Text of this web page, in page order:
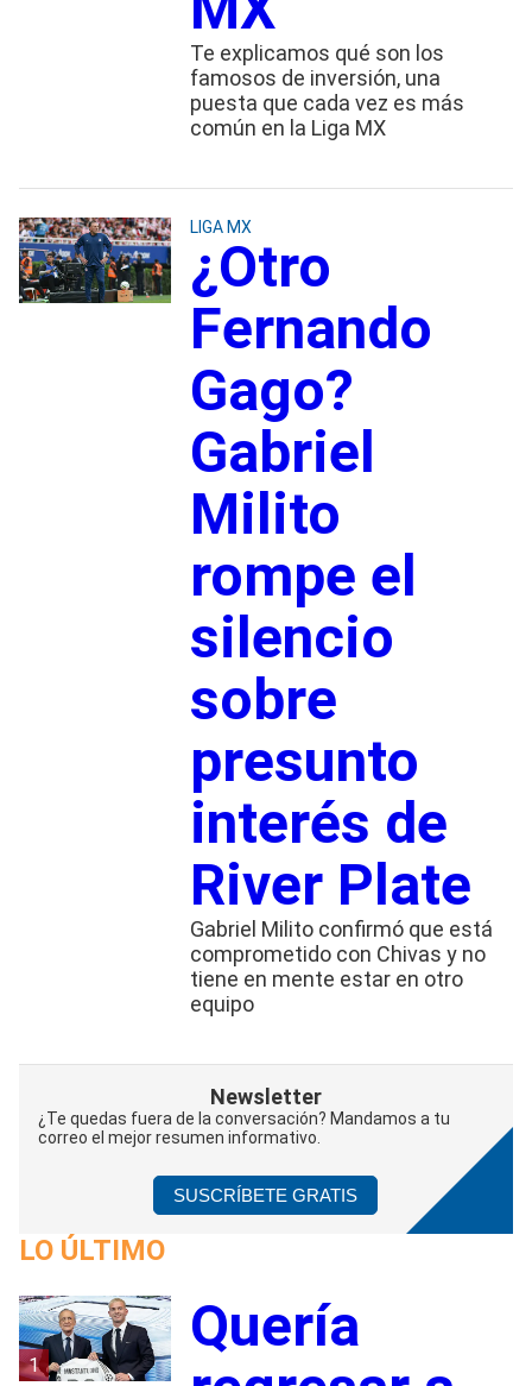
Te explicamos qué son los
famosos de inversión, una
puesta que cada vez es más
común en la Liga MX
LIGA MX
¿Otro
Fernando
Gago?
Gabriel
Milito
rompe el
silencio
sobre
presunto
interés de
River Plate
Gabriel Milito confirmó que está
comprometido con Chivas y no
tiene en mente estar en otro
equipo
Newsletter
¿Te quedas fuera de la conversación? Mandamos a tu
correo el mejor resumen informativo.
SUSCRÍBETE GRATIS
LO ÚLTIMO
1
Quería